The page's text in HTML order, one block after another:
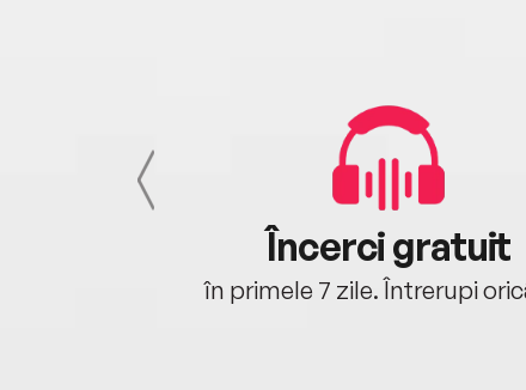
Încerci gratuit
în primele 7 zile. Întrerupi